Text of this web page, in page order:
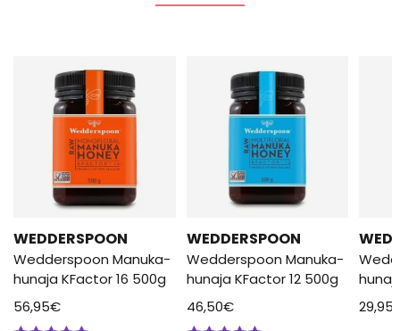
WEDDERSPOON
Wedderspoon Manuka-
hunaja KFactor 16 500g
56,95€
WEDDERSPOON
Wedderspoon Manuka-
hunaja KFactor 12 500g
46,50€
29,95